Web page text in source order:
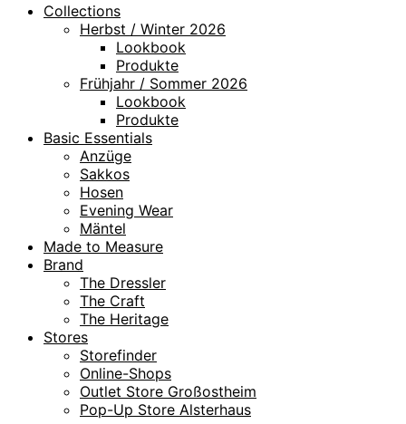
Collections
Herbst / Winter 2026
Lookbook
Produkte
Frühjahr / Sommer 2026
Lookbook
Produkte
Basic Essentials
Anzüge
Sakkos
Hosen
Evening Wear
Mäntel
Made to Measure
Brand
The Dressler
The Craft
The Heritage
Stores
Storefinder
Online-Shops
Outlet Store Großostheim
Pop-Up Store Alsterhaus